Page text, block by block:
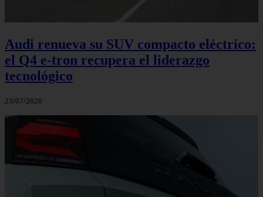
Audi renueva su SUV compacto eléctrico:
el Q4 e‑tron recupera el liderazgo
tecnológico
23/07/2026